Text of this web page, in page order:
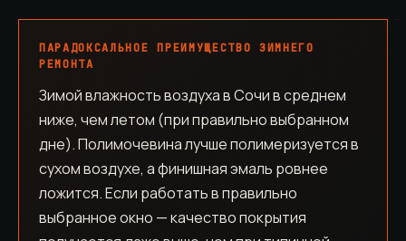
ПАРАДОКСАЛЬНОЕ ПРЕИМУЩЕСТВО ЗИМНЕГО
РЕМОНТА
Зимой влажность воздуха в Сочи в среднем
ниже, чем летом (при правильно выбранном
дне). Полимочевина лучше полимеризуется в
сухом воздухе, а финишная эмаль ровнее
ложится. Если работать в правильно
выбранное окно — качество покрытия